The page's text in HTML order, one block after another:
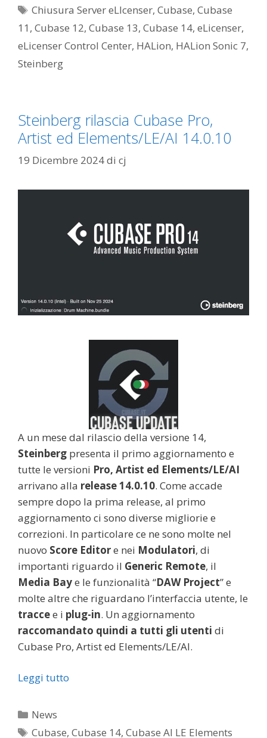
Tag
Chiusura Server eLIcenser,Cubase,Cubase
11 , Cubase 12, Cubase 13, Cubase 14, eLicenser,
eLicenser Control Center, HALion, HALion Sonic 7,
Steinberg
Steinberg rilascia Cubase Pro,
Artist ed Elements/LE/AI 14.0.10
19 Dicembre 2024di cj
A un mese dal rilascio della versione 14,
Steinberg presenta il primo aggiornamento e
tutte le versioni Pro, Artist ed Elements/LE/AI
arrivano alla release14.0.10. Come accade
sempre dopo la prima release, al primo
aggiornamento ci sono diverse migliorie e
correzioni. In particolare ce ne sono molte nel
nuovo Score Editore nei Modulatori, di
importanti riguardo il Generic Remote, il
Media Baye le funzionalità “DAW Project” e
molte altre che riguardano l’interfaccia utente, le
traccee i plug-in. Un aggiornamento
raccomandato quindi a tutti gli utenti di
Cubase Pro, Artist ed Elements/LE/AI.
Leggi tutto
Categorie
News
Tag
Cubase,Cubase 14,Cubase AI LE Elements